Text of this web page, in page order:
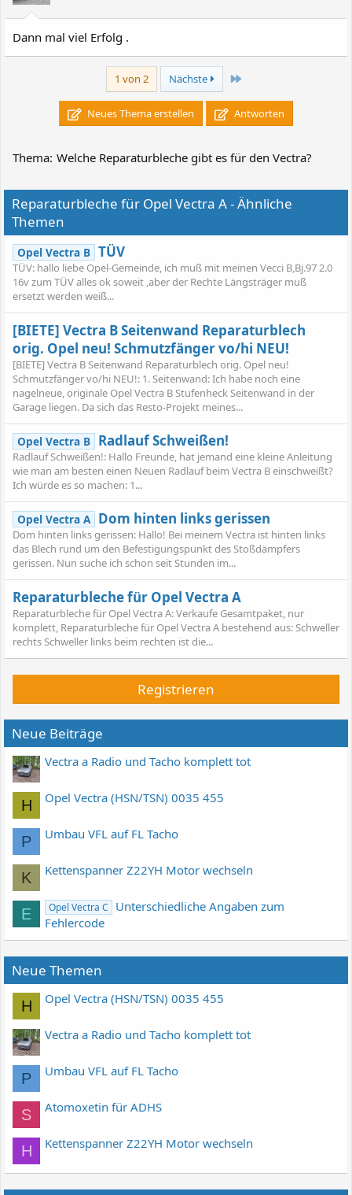
Dann mal viel Erfolg .
1 von 2 Nächste Letzte
Neues Thema erstellen Antworten
Thema: Welche Reparaturbleche gibt es für den Vectra?
Reparaturbleche für Opel Vectra A - Ähnliche
Themen
Opel Vectra B TÜV
TÜV: hallo liebe Opel-Gemeinde, ich muß mit meinen Vecci B,Bj.97 2.0
16v zum TÜV alles ok soweit ,aber der Rechte Längsträger muß
ersetzt werden weiß...
[BIETE] Vectra B Seitenwand Reparaturblech
orig. Opel neu! Schmutzfänger vo/hi NEU!
[BIETE] Vectra B Seitenwand Reparaturblech orig. Opel neu!
Schmutzfänger vo/hi NEU!: 1. Seitenwand: Ich habe noch eine
nagelneue, originale Opel Vectra B Stufenheck Seitenwand in der
Garage liegen. Da sich das Resto-Projekt meines...
Opel Vectra B Radlauf Schweißen!
Radlauf Schweißen!: Hallo Freunde, hat jemand eine kleine Anleitung
wie man am besten einen Neuen Radlauf beim Vectra B einschweißt?
Ich würde es so machen: 1...
Opel Vectra A Dom hinten links gerissen
Dom hinten links gerissen: Hallo! Bei meinem Vectra ist hinten links
das Blech rund um den Befestigungspunkt des Stoßdämpfers
gerissen. Nun suche ich schon seit Stunden im...
Reparaturbleche für Opel Vectra A
Reparaturbleche für Opel Vectra A: Verkaufe Gesamtpaket, nur
komplett, Reparaturbleche für Opel Vectra A bestehend aus: Schweller
rechts Schweller links beim rechten ist die...
Registrieren
Neue Beiträge
Vectra a Radio und Tacho komplett tot
H Opel Vectra (HSN/TSN) 0035 455
P Umbau VFL auf FL Tacho
K Kettenspanner Z22YH Motor wechseln
E Opel Vectra C
Unterschiedliche Angaben zum
Fehlercode
Neue Themen
H Opel Vectra (HSN/TSN) 0035 455
Vectra a Radio und Tacho komplett tot
P Umbau VFL auf FL Tacho
S Atomoxetin für ADHS
H Kettenspanner Z22YH Motor wechseln